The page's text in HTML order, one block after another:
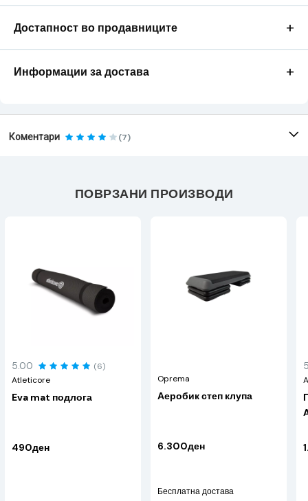
Достапност во продавниците +
Информации за достава +
Коментари (7)
ПОВРЗАНИ ПРОИЗВОДИ
5.00
(6)
Atleticore
Eva mat подлога
490ден
Oprema
Аеробик степ клупа
6.300ден
Бесплатна достава